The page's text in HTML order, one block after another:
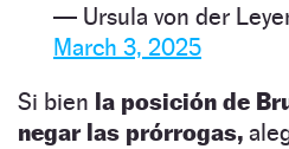
— Ursula von der
March 3, 2025
Si bien la posición de
negar las prórrogas,